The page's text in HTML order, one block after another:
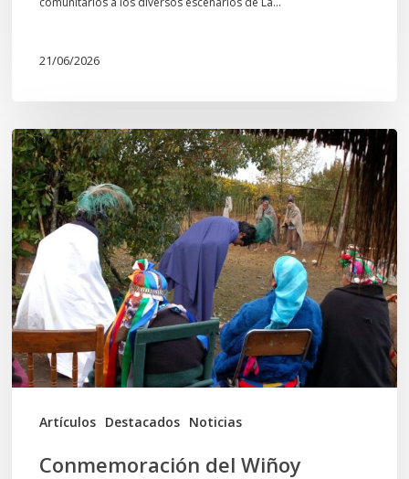
21/06/2026
Artículos Destacados Noticias
Conmemoración
del
Wiñoy
Tripantü
y
la
Sociedad
Mapuche
Ancestral
Conmemoración del Wiñoy